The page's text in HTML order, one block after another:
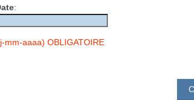
:
mm-aaaa) OBLIGATOIRE